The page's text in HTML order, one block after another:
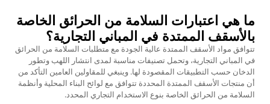
ما هي اعتبارات السلامة من الحرائق الخاصة
بالأسقف الممتدة في المباني التجارية؟
تتوافق مواد الأسقف الممتدة عالية الجودة مع متطلبات السلامة من الحرائق
في المباني التجارية، وتحمل تصنيفات مناسبة لمدى انتشار اللهب وتطور
الدخان حسب التطبيقات المقصودة لها. وينبغي للمقاولين العامين التأكد من
أن منتجات الأسقف الممتدة المحددة تتوافق مع لوائح البناء المحلية وأنظمة
السلامة من الحرائق الخاصة بنوع الاستخدام التجاري المحدد.